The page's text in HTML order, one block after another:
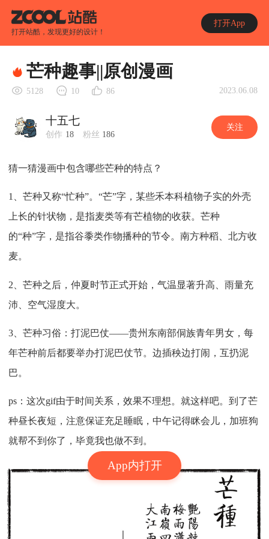
打开站酷，发现更好的设计！
打开App
App内打开
芒种趣事||原创漫画
5128 10 86 2023.06.08
十五七
创作 18 粉丝 186
关注
猜一猜漫画中包含哪些芒种的特点？
1、芒种又称“忙种”。“芒”字，某些禾本科植物子实的外壳
上长的针状物，是指麦类等有芒植物的收获。芒种
的“种”字，是指谷黍类作物播种的节令。南方种稻、北方收
麦。
2、芒种之后，仲夏时节正式开始，气温显著升高、雨量充
沛、空气湿度大。
3、芒种习俗：打泥巴仗——贵州东南部侗族青年男女，每
年芒种前后都要举办打泥巴仗节。边插秧边打闹，互扔泥
巴。
ps：这次gif由于时间关系，效果不理想。就这样吧。到了芒
种昼长夜短，注意保证充足睡眠，中午记得眯会儿，加班狗
就帮不到你了，毕竟我也做不到。